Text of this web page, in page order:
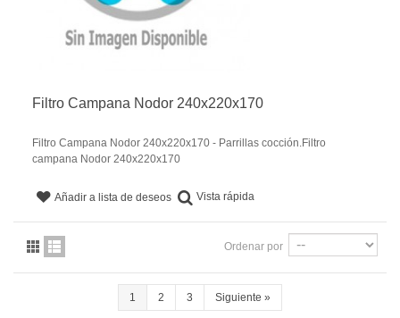
Filtro Campana Nodor 240x220x170
Filtro Campana Nodor 240x220x170 - Parrillas cocción.Filtro
campana Nodor 240x220x170
Añadir a lista de deseos Vista rápida
Ordenar por
1 2 3 Siguiente »